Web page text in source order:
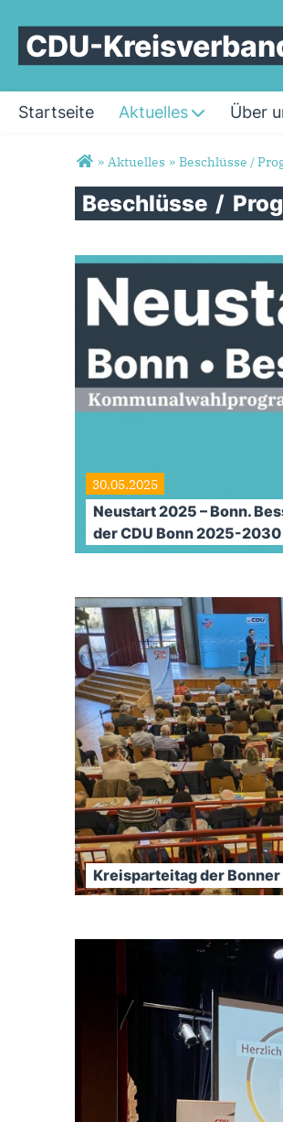
CDU-
Startseite Aktuelles Über
Sie sind hier
» Aktuelles » Beschlüsse /
Beschlüsse /
30.05.2025
Neustart 2025 – Bonn.
der CDU Bonn 2025-2030
Kreisparteitag der Bonner